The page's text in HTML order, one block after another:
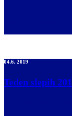
04.6. 2019
Teden slepih